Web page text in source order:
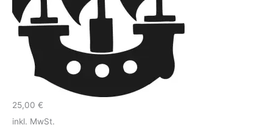
25,00 €
inkl. MwSt.